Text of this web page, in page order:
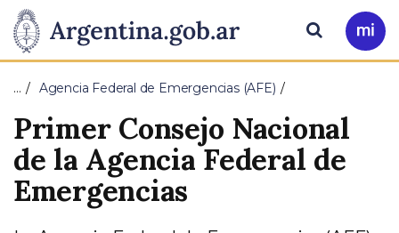
Presidencia
de
la
Nación
Pasar al contenido principal
Ir
a
Buscar
… Agencia Federal de Emergencias (AFE)
Primer Consejo Nacional
de la Agencia Federal de
Emergencias